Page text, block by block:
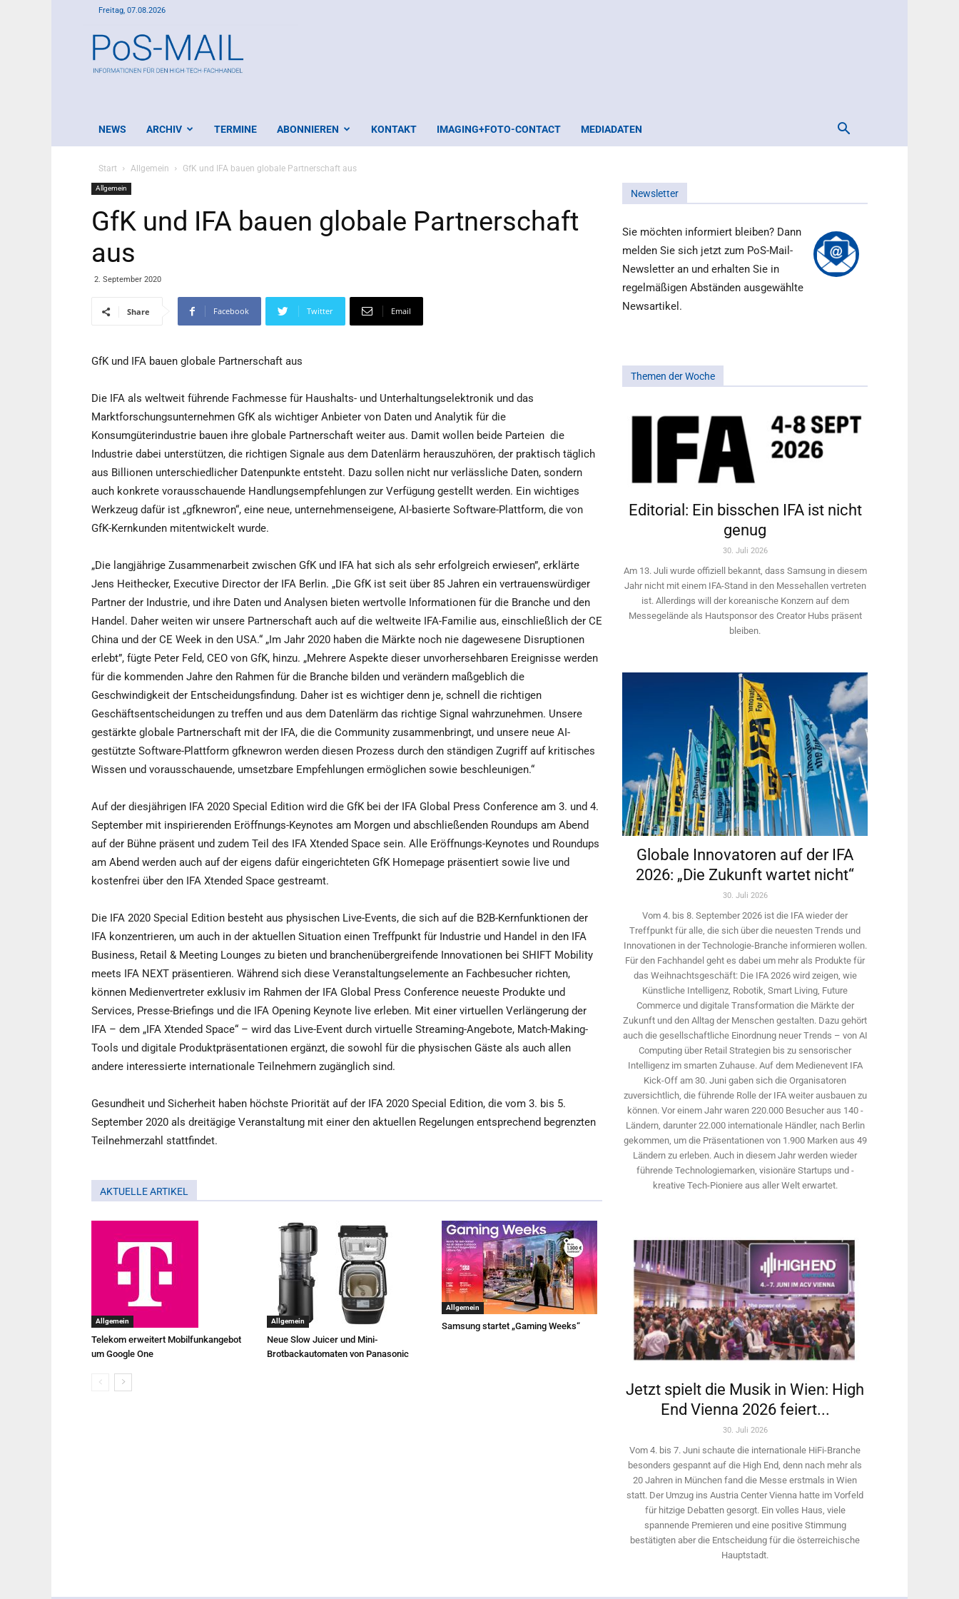
Freitag, 07.08.2026
Mail
NEWS ARCHIV TERMINE ABONNIEREN KONTAKT IMAGING+FOTO-CONTACT MEDIADATEN
Start Allgemein GfK und IFA bauen globale Partnerschaft aus
Allgemein
GfK und IFA bauen globale Partnerschaft
aus
2. September 2020
Share Facebook Twitter Email
GfK und IFA bauen globale Partnerschaft aus
Die IFA als weltweit führende Fachmesse für Haushalts- und Unterhaltungselektronik und das
Marktforschungsunternehmen GfK als wichtiger Anbieter von Daten und Analytik für die
Konsumgüterindustrie bauen ihre globale Partnerschaft weiter aus. Damit wollen beide Parteien die
Industrie dabei unterstützen, die richtigen Signale aus dem Datenlärm herauszuhören, der praktisch täglich
aus Billionen unterschiedlicher Datenpunkte entsteht. Dazu sollen nicht nur verlässliche Daten, sondern
auch konkrete vorausschauende Handlungsempfehlungen zur Verfügung gestellt werden. Ein wichtiges
Werkzeug dafür ist „gfknewron“, eine neue, unternehmenseigene, AI-basierte Software-Plattform, die von
GfK-Kernkunden mitentwickelt wurde.
„Die langjährige Zusammenarbeit zwischen GfK und IFA hat sich als sehr erfolgreich erwiesen”, erklärte
Jens Heithecker, Executive Director der IFA Berlin. „Die GfK ist seit über 85 Jahren ein vertrauenswürdiger
Partner der Industrie, und ihre Daten und Analysen bieten wertvolle Informationen für die Branche und den
Handel. Daher weiten wir unsere Partnerschaft auch auf die weltweite IFA-Familie aus, einschließlich der CE
China und der CE Week in den USA.“ „Im Jahr 2020 haben die Märkte noch nie dagewesene Disruptionen
erlebt”, fügte Peter Feld, CEO von GfK, hinzu. „Mehrere Aspekte dieser unvorhersehbaren Ereignisse werden
für die kommenden Jahre den Rahmen für die Branche bilden und verändern maßgeblich die
Geschwindigkeit der Entscheidungsfindung. Daher ist es wichtiger denn je, schnell die richtigen
Geschäftsentscheidungen zu treffen und aus dem Datenlärm das richtige Signal wahrzunehmen. Unsere
gestärkte globale Partnerschaft mit der IFA, die die Community zusammenbringt, und unsere neue AI-
gestützte Software-Plattform gfknewron werden diesen Prozess durch den ständigen Zugriff auf kritisches
Wissen und vorausschauende, umsetzbare Empfehlungen ermöglichen sowie beschleunigen.“
Auf der diesjährigen IFA 2020 Special Edition wird die GfK bei der IFA Global Press Conference am 3. und 4.
September mit inspirierenden Eröffnungs-Keynotes am Morgen und abschließenden Roundups am Abend
auf der Bühne präsent und zudem Teil des IFA Xtended Space sein. Alle Eröffnungs-Keynotes und Roundups
am Abend werden auch auf der eigens dafür eingerichteten GfK Homepage präsentiert sowie live und
kostenfrei über den IFA Xtended Space gestreamt.
Die IFA 2020 Special Edition besteht aus physischen Live-Events, die sich auf die B2B-Kernfunktionen der
IFA konzentrieren, um auch in der aktuellen Situation einen Treffpunkt für Industrie und Handel in den IFA
Business, Retail & Meeting Lounges zu bieten und branchenübergreifende Innovationen bei SHIFT Mobility
meets IFA NEXT präsentieren. Während sich diese Veranstaltungselemente an Fachbesucher richten,
können Medienvertreter exklusiv im Rahmen der IFA Global Press Conference neueste Produkte und
Services, Presse-Briefings und die IFA Opening Keynote live erleben. Mit einer virtuellen Verlängerung der
IFA – dem „IFA Xtended Space“ – wird das Live-Event durch virtuelle Streaming-Angebote, Match-Making-
Tools und digitale Produktpräsentationen ergänzt, die sowohl für die physischen Gäste als auch allen
andere interessierte internationale Teilnehmern zugänglich sind.
Gesundheit und Sicherheit haben höchste Priorität auf der IFA 2020 Special Edition, die vom 3. bis 5.
September 2020 als dreitägige Veranstaltung mit einer den aktuellen Regelungen entsprechend begrenzten
Teilnehmerzahl stattfindet.
AKTUELLE ARTIKEL
Allgemein
Telekom erweitert Mobilfunkangebot
um Google One
Allgemein
Neue Slow Juicer und Mini-
Brotbackautomaten von Panasonic
Allgemein
Samsung startet „Gaming Weeks“
Newsletter
Sie möchten informiert bleiben? Dann
melden Sie sich jetzt zum PoS-Mail-
Newsletter an und erhalten Sie in
regelmäßigen Abständen ausgewählte
Newsartikel.
Themen der Woche
Editorial: Ein bisschen IFA ist nicht
genug
30. Juli 2026
Am 13. Juli wurde offiziell bekannt, dass Samsung in diesem
Jahr nicht mit einem IFA-Stand in den Messehallen vertreten
ist. Allerdings will ­der koreanische Konzern auf dem
Messegelände als Hautsponsor des Creator Hubs präsent
bleiben.
Globale Innovatoren auf der IFA
2026: „Die Zukunft wartet nicht“
30. Juli 2026
Vom 4. bis 8. September 2026 ist die IFA wieder der
Treffpunkt für alle, die sich über die neuesten Trends und
Innovationen in der Technologie-­Branche informieren wollen.
Für den Fachhandel geht es dabei um mehr als Produkte für
das Weihnachtsgeschäft: Die IFA 2026 wird ­zeigen, wie
Künstliche Intelligenz, Robotik, Smart Living, Future
Commerce und digitale Trans­formation die Märkte der
Zukunft und den Alltag der Menschen gestalten. Dazu gehört
auch die gesellschaftliche Einordnung neuer Trends – von AI
Computing über Retail Strategien bis zu sensorischer
Intelligenz im smarten Zuhause. Auf dem Medien­event IFA
Kick-Off am 30. Juni gaben sich die Organisatoren
zuversichtlich, die führende Rolle der IFA weiter ausbauen zu
können. Vor einem Jahr ­waren 220.000 Besucher aus 140 ­
Ländern, ­darunter 22.000 internationale Händler, nach Berlin
gekommen, um die Präsen­tationen von 1.900 Marken aus 49
Ländern zu erleben. Auch in diesem Jahr werden wieder
führende Technologiemarken, visionäre Startups und ­
kreative Tech-Pioniere aus aller Welt erwartet.
Jetzt spielt die Musik in Wien: High
End Vienna 2026 feiert...
30. Juli 2026
Vom 4. bis 7. Juni schaute die internationale HiFi-Branche
besonders gespannt auf die High End, denn nach mehr als
20 Jahren in München fand die Messe erstmals in Wien
statt. Der Umzug ins Austria Center Vienna hatte im Vorfeld
für hitzige Debatten gesorgt. Ein volles Haus, viele
spannende Premieren und eine positive Stimmung
bestätigten aber die Entscheidung für die österreichische
Hauptstadt.